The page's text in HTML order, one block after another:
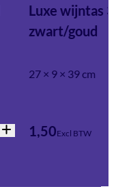
Luxe wijntas
zwart/goud
27 × 9 × 39 cm
1,50Excl BTW